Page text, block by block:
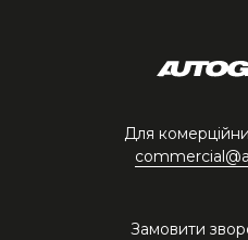
Замовити
Для